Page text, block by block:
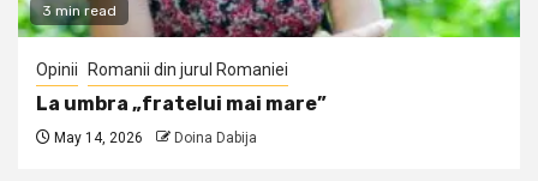
3 min read
Opinii Romanii din jurul Romaniei
La umbra „fratelui mai mare”
May 14, 2026 Doina Dabija